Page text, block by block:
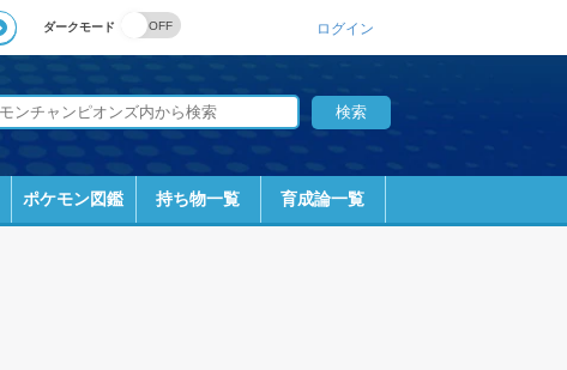
ダークモード ログイン
ポケモン図鑑 持ち物一覧 育成論一覧